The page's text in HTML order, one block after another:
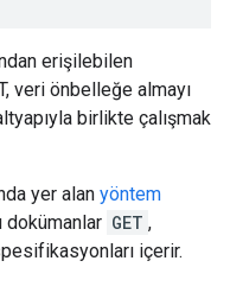
erişilebilen
veri önbelleğe almayı
birlikte çalışmak
yer alan yöntem
dokümanlar GET ,
içerir.